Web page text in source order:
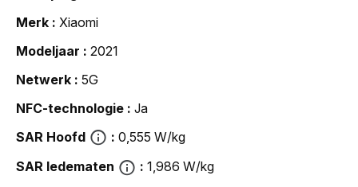
Merk
Xiaomi
Modeljaar
2021
Netwerk
5G
NFC-technologie
Ja
SAR Hoofd
0,555 W/kg
SAR ledematen
1,986 W/kg